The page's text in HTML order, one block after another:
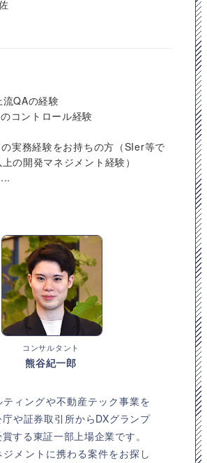
流QAの経験
コントロール経験
の実務経験をお持ちの方（SIer等で
の開発マネジメント経験）
コンサルタント
熊谷紀一郎
ィングや不動産テック事業を
や証券取引所からDXグランプ
する東証一部上場企業です。
メントに携わる案件をお探し